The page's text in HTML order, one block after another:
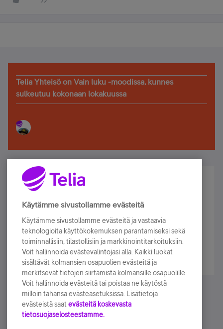
Telia Yhteisö on Vain luku -moodissa, kunnes
sulkeutuu kokonaan lokakuussa
Älä jää paitsi – osallistu ja voita!
Tilaa Telian uutiskirje ja olet mukana arvonnassa.
sähköpostiisi.
Tilaa nyt
Käytämme sivustollamme evästeitä
Käytämme sivustollamme evästeitä ja vastaavia
teknologioita käyttökokemuksen parantamiseksi sekä
toiminnallisiin, tilastollisiin ja markkinointitarkoituksiin.
Voit hallinnoida evästevalintojasi alla. Kaikki luokat
sisältävät kolmansien osapuolien evästeitä ja
merkitsevät tietojen siirtämistä kolmansille osapuolille.
Voit hallinnoida evästeitä tai poistaa ne käytöstä
milloin tahansa evästeasetuksissa. Lisätietoja
evästeistä saat evästeitä koskevasta
tietosuojaselosteestamme.